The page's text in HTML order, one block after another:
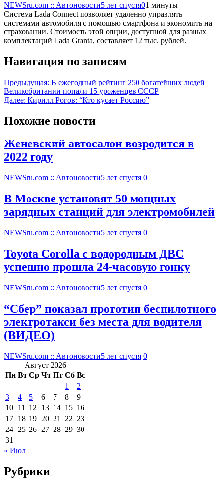
NEWSru.com :: Автоновости5 лет спустя01 минуты
Система Lada Connect позволяет удаленно управлять
системами автомобиля с помощью смартфона и экономить на
страховании. Стоимость этой опции, доступной для разных
комплектаций Lada Granta, составляет 12 тыс. рублей.
Навигация по записям
Предыдущая: В ежегодный рейтинг 250 богатейших людей
Великобритании попали 15 уроженцев СССР
Далее: Кирилл Рогов: “Кто кусает Россию”
Похожие новости
Женевский автосалон возродится в
2022 году
NEWSru.com :: Автоновости5 лет спустя 0
В Москве установят 50 мощных
зарядных станций для электромобилей
NEWSru.com :: Автоновости5 лет спустя 0
Toyota Corolla с водородным ДВС
успешно прошла 24-часовую гонку
NEWSru.com :: Автоновости5 лет спустя 0
“Сбер” показал прототип беспилотного
электротакси без места для водителя
(ВИДЕО)
NEWSru.com :: Автоновости5 лет спустя 0
Август 2026
Пн Вт Ср Чт Пт Сб Вс
1
2
3
4 5 6 7 8
9
10 11 12 13 14 15 16
17 18 19 20 21 22 23
24 25 26 27 28 29 30
31
« Июл
Рубрики